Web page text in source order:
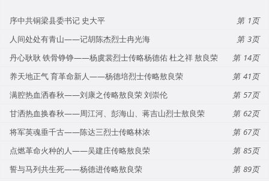
序中共铜梁县委书记 史大平
1
人间处处有青山——记胡陈杰烈士冉光海
3
丹心耿耿 铁骨铮铮——杨虞裳烈士传略杨德佑 杜之祥 敖良荣
14
养天地正气 育革命新人——杨德培烈士传略敖良荣
41
满腔热血洒春秋——刘康之传略敖良荣 刘崇伦
57
甘洒热血换春秋——周江河、彭海山、蒋吉山烈士敖良荣
62
将军英魂垂千古——陈达三烈士传略林浓
67
点燃革命火种的人——吴建庄传略敖良荣
85
誓与马列共生死——杨德进传略敖良荣
89